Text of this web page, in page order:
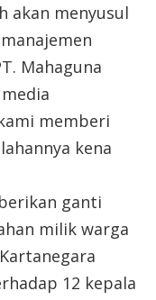
akan menyusul
Mahaguna
memberi
kena
ganti
milik warga
12 kepala